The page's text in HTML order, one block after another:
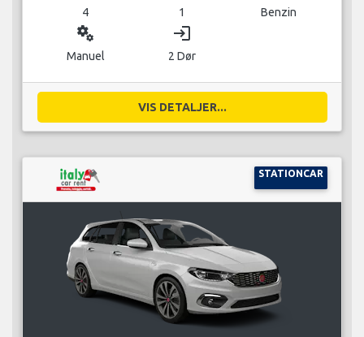
4 1 Benzin
miscellaneous_services
Manuel
login
2 Dør
VIS DETALJER...
STATIONCAR